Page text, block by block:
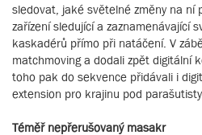
sledovat, jaké světelné změny na ní
zařízení sledující a zaznamenávající
kaskadérů přímo při natáčení. V
matchmoving a dodali zpět digitální
toho pak do sekvence přidávali i
extension pro krajinu pod parašutisty.
Téměř nepřerušovaný masakr